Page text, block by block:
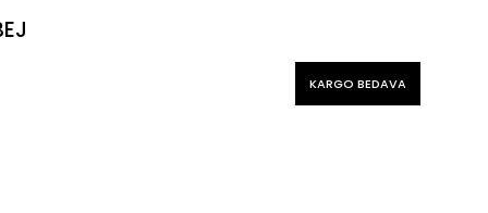
KARGO BEDAVA